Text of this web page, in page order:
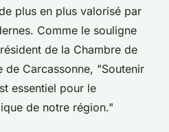
plus en plus valorisé par
Comme le souligne
de la Chambre de
de Carcassonne, "Soutenir
essentiel pour le
de notre région."